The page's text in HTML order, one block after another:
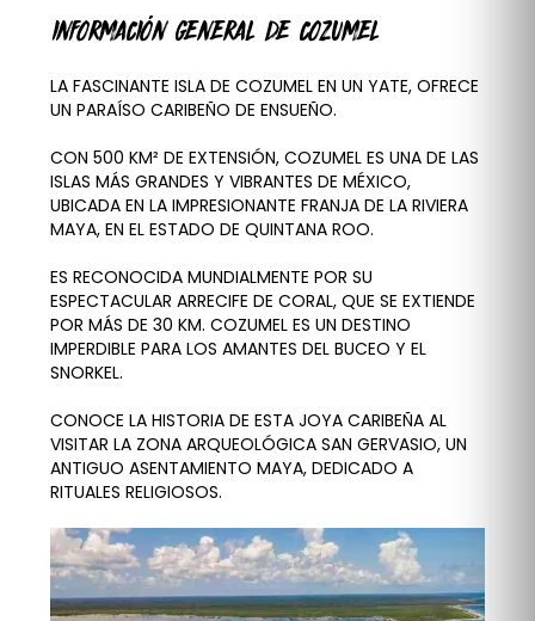
INFORMACIÓN GENERAL DE COZUMEL
LA FASCINANTE ISLA DE COZUMEL EN UN YATE, OFRECE
UN PARAÍSO CARIBEÑO DE ENSUEÑO.
CON 500 KM² DE EXTENSIÓN, COZUMEL ES UNA DE LAS
ISLAS MÁS GRANDES Y VIBRANTES DE MÉXICO,
UBICADA EN LA IMPRESIONANTE FRANJA DE LA RIVIERA
MAYA, EN EL ESTADO DE QUINTANA ROO.
ES RECONOCIDA MUNDIALMENTE POR SU
ESPECTACULAR ARRECIFE DE CORAL, QUE SE EXTIENDE
POR MÁS DE 30 KM. COZUMEL ES UN DESTINO
IMPERDIBLE PARA LOS AMANTES DEL BUCEO Y EL
SNORKEL.
CONOCE LA HISTORIA DE ESTA JOYA CARIBEÑA AL
VISITAR LA ZONA ARQUEOLÓGICA SAN GERVASIO, UN
ANTIGUO ASENTAMIENTO MAYA, DEDICADO A
RITUALES RELIGIOSOS.